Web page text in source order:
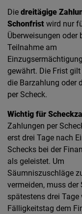
Die dreitägige
Schonfrist wird nur
Überweisungen oder
Teilnahme am
gewährt. Die Frist gilt
die Barzahlung oder
per Scheck.
Wichtig für
Zahlungen per
erst drei Tage nach
Schecks bei der
als geleistet. Um
Säumniszuschläge
vermeiden, muss der
spätestens drei Tage
Fälligkeitstag dem